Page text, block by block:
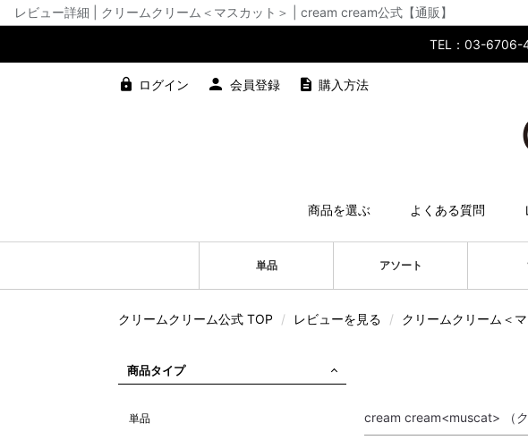
レビュー詳細 | クリームクリーム＜マスカット＞ | cream cream公式【通販】
TEL：03-6706-
ログイン 会員登録 購入方法
商品を選ぶ よくある質問
単品 アソート
クリームクリーム公式 TOP / レビューを見る / クリームクリーム＜
商品タイプ
単品 cream cream<muscat> （ク